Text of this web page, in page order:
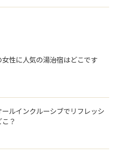
性に人気の湯治宿はどこです
ルインクルーシブでリフレッシ
？